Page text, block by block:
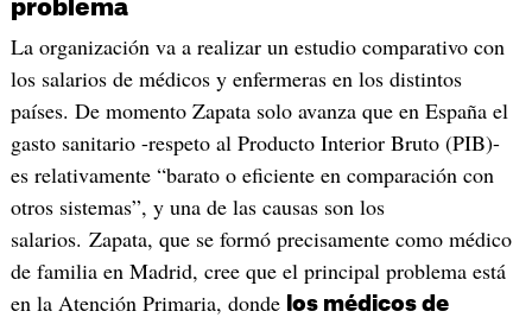
problema
La organización va a realizar un estudio comparativo con
los salarios de médicos y enfermeras en los distintos
países. De momento Zapata solo avanza que en España el
gasto sanitario -respeto al Producto Interior Bruto (PIB)-
es relativamente “barato o eficiente en comparación con
otros sistemas”, y una de las causas son los
salarios. Zapata, que se formó precisamente como médico
de familia en Madrid, cree que el principal problema está
en la Atención Primaria, donde los médicos de